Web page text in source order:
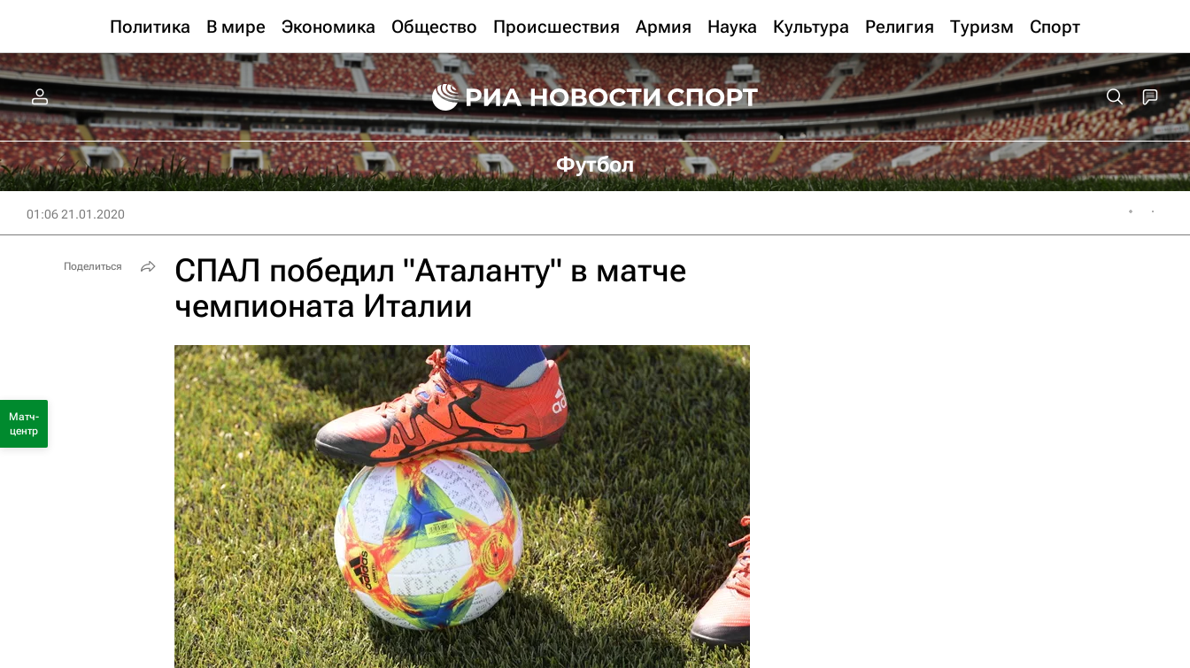
Политика В мире Экономика Общество Происшествия Армия Наука Культура Религия Туризм Спорт
Футбол
01:06 21.01.2020
СПАЛ победил "Аталанту" в матче
чемпионата Италии
Поделиться
Матч-
центр